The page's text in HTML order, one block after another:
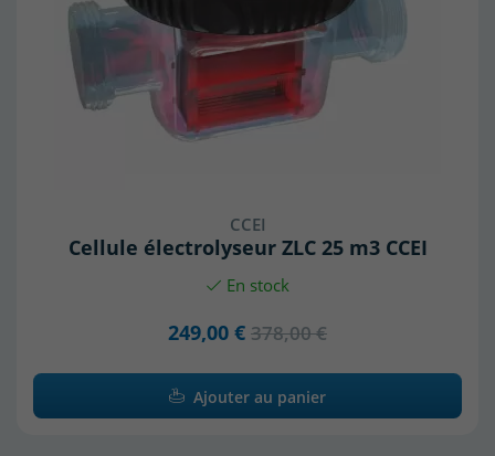
CCEI
Cellule électrolyseur ZLC 25 m3 CCEI
En stock
249,00 € 378,00 €
Ajouter au panier